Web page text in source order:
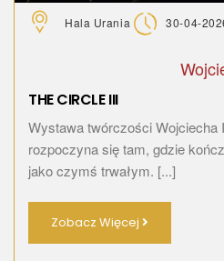
Hala Urania 30-04-
THE CIRCLE III
Wystawa twórczości Wojciecha
rozpoczyna się tam, gdzie
jako czymś trwałym. [...]
Zobacz Więcej